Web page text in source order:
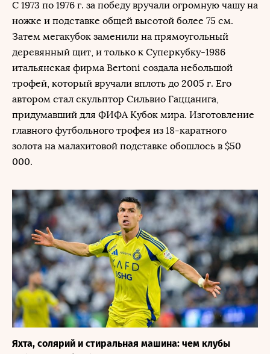
С 1973 по 1976 г. за победу вручали огромную чашу на
ножке и подставке общей высотой более 75 см.
Затем мегакубок заменили на прямоугольный
деревянный щит, и только к Суперкубку-1986
итальянская фирма Bertoni создала небольшой
трофей, который вручали вплоть до 2005 г. Его
автором стал скульптор Сильвио Гаццанига,
придумавший для ФИФА Кубок мира. Изготовление
главного футбольного трофея из 18-каратного
золота на малахитовой подставке обошлось в $50
000.
Яхта, солярий и стиральная машина: чем клубы